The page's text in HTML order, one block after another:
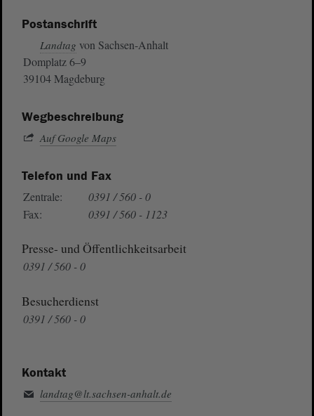
Postanschrift
Landtag von Sachsen-Anhalt
Domplatz 6–9
39104 Magdeburg
Wegbeschreibung
Auf Google Maps
Telefon und Fax
Zentrale:
0391 / 560 - 0
Fax:
0391 / 560 - 1123
Presse- und Öffentlichkeitsarbeit
0391 / 560 - 0
Besucherdienst
0391 / 560 - 0
Kontakt
landtag@lt.sachsen-anhalt.de